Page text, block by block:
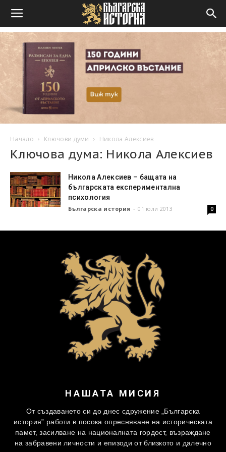
Начало Ключови думи Никола Алексиев
Ключова дума: Никола Алексиев
Никола Алексиев – бащата на
българската експериментална
психология
Българска история - 01 юли 2013 0
НАШАТА МИСИЯ
От създаването си до днес сдружение „Българска
история” работи в посока опресняване на историческата
памет, засилване на националната гордост, възраждане
на забравени личности и епизоди от близкото и далечно